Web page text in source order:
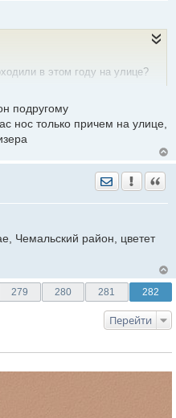
в этом году на улице?
зелёной пыльцы. Это
березовиков они не опасны
подругому
нос только причем на улице,
Отправить
Чемальский район, цветет
279 280 281 282
Перейти